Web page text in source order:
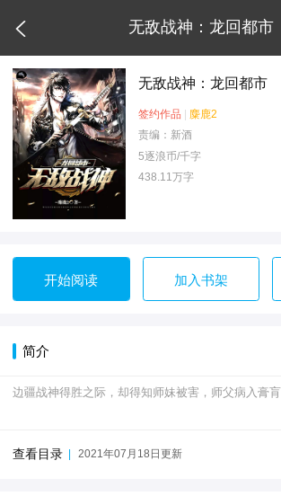
 无敌战神：龙回都市
无敌战神：龙回都市
签约作品 | 麋鹿2
责编：新酒
5逐浪币/千字
438.11万字
开始阅读 加入书架
简介
边疆战神得胜之际，却得知师妹被害，师父病入膏
查看目录 2021年07月18日更新